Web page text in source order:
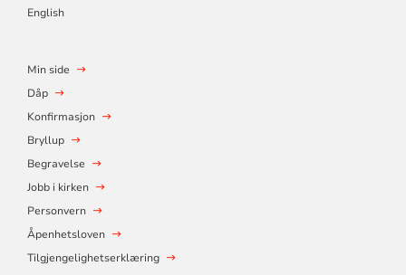
English
Min side
Dåp
Konfirmasjon
Bryllup
Begravelse
Jobb i kirken
Personvern
Åpenhetsloven
Tilgjengelighetserklæring